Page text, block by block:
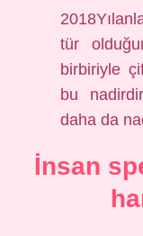
tür
birbiriyle
bu
daha da
İnsan